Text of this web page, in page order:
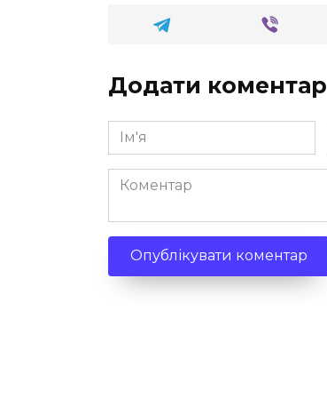
Додати коментар
Ім'я
*
Коментар